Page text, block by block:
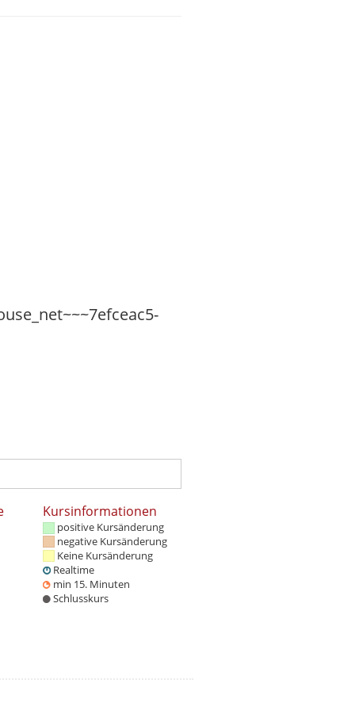
Kursinformationen
positive Kursänderung
negative Kursänderung
Keine Kursänderung
Realtime
min 15. Minuten
Schlusskurs